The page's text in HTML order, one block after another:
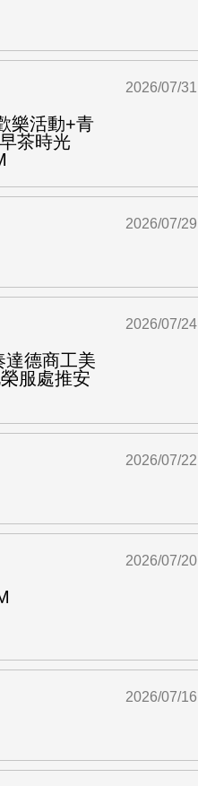
樂活動+青
茶時光
2026/07/31
2026/07/29
達德商工美
服處推安
2026/07/24
2026/07/22
2026/07/20
2026/07/16